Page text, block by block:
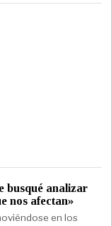
busqué analizar
nos afectan»
en los